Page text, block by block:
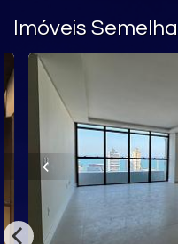
Imóveis